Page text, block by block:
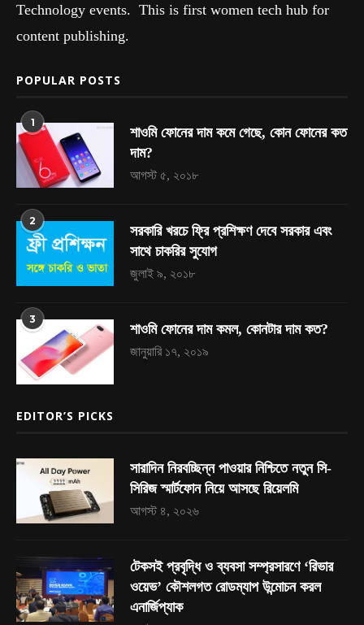
Technology events. This is first women tech hub for
content publishing.
POPULAR POSTS
1
শাওমি ফোনের দাম কমে গেছে, কোন ফোনের কত
দাম?
আগস্ট ৫, ২০১৮
2
সরকারি খরচে ফ্রি প্রশিক্ষণ দেবে সরকার এবং
সাথে চাকরির সুযোগ
জুলাই ৯, ২০১৮
3
শাওমি ফোনের দাম কমল, কোনটার দাম কত?
জানুয়ারি ১৭, ২০১৯
EDITOR’S PICKS
সারাদিন নিরবচ্ছিন্ন পাওয়ার নিশ্চিতে নতুন সি-
সিরিজ স্মার্টফোন নিয়ে আসছে রিয়েলমি
আগস্ট ৪, ২০২৬
টেকসই প্রবৃদ্ধি ও ব্যবসা সম্প্রসারণে ‘রিভার
ওয়েভ’ কৌশলগত রোডম্যাপ উন্মোচন করল
এনার্জিপ্যাক